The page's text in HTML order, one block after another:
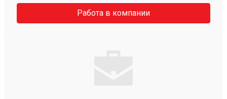
Работа в компании